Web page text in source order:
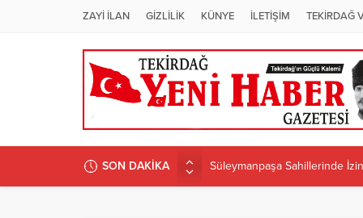
ZAYİ İLAN GİZLİLİK KÜNYE İLETİŞİM TEKİRDAĞ
SON DAKİKA
Süleymanpaşa Sahillerinde
ÜNİVERSİTEDE PROGRAM